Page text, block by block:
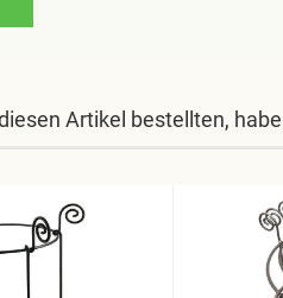
Artikel bestellten,